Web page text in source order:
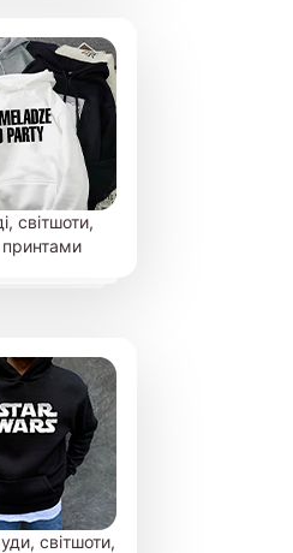
світшоти,
принтами
світшоти,